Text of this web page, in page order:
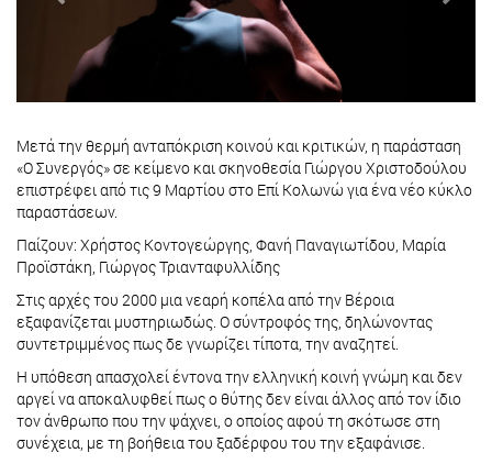
Μετά την θερμή ανταπόκριση κοινού και κριτικών, η παράσταση
«Ο Συνεργός» σε κείμενο και σκηνοθεσία Γιώργου Χριστοδούλου
επιστρέφει από τις 9 Μαρτίου στο Επί Κολωνώ για ένα νέο κύκλο
παραστάσεων.
Παίζουν: Χρήστος Κοντογεώργης, Φανή Παναγιωτίδου, Μαρία
Προϊστάκη, Γιώργος Τριανταφυλλίδης
Στις αρχές του 2000 μια νεαρή κοπέλα από την Βέροια
εξαφανίζεται μυστηριωδώς. Ο σύντροφός της, δηλώνοντας
συντετριμμένος πως δε γνωρίζει τίποτα, την αναζητεί.
Η υπόθεση απασχολεί έντονα την ελληνική κοινή γνώμη και δεν
αργεί να αποκαλυφθεί πως ο θύτης δεν είναι άλλος από τον ίδιο
τον άνθρωπο που την ψάχνει, ο οποίος αφού τη σκότωσε στη
συνέχεια, με τη βοήθεια του ξαδέρφου του την εξαφάνισε.